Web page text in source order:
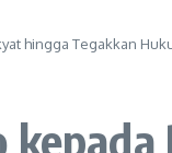
hingga Tegakkan